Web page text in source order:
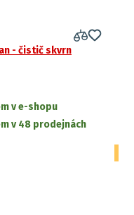
- čistič skvrn
v e-shopu
v 48 prodejnách